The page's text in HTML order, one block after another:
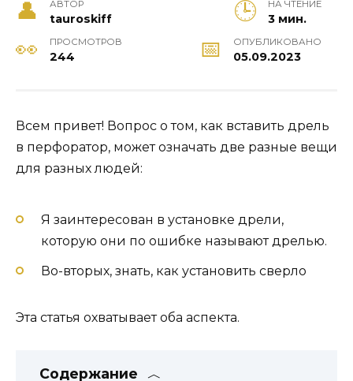
АВТОР
tauroskiff
НА ЧТЕНИЕ
3 мин.
ПРОСМОТРОВ
244
ОПУБЛИКОВАНО
05.09.2023
Всем привет! Вопрос о том, как вставить дрель
в перфоратор, может означать две разные вещи
для разных людей:
Я заинтересован в установке дрели,
которую они по ошибке называют дрелью.
Во-вторых, знать, как установить сверло
Эта статья охватывает оба аспекта.
Содержание